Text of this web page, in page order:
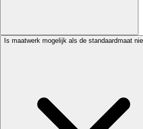
Is maatwerk mogelijk als de standaardmaat